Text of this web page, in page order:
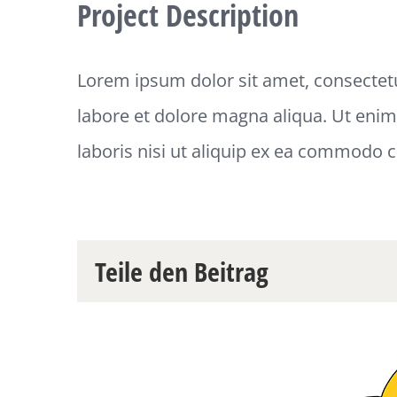
Project Description
Lorem ipsum dolor sit amet,
labore et dolore magna aliqua. Ut
laboris nisi ut aliquip ex ea commodo
Teile den Beitrag